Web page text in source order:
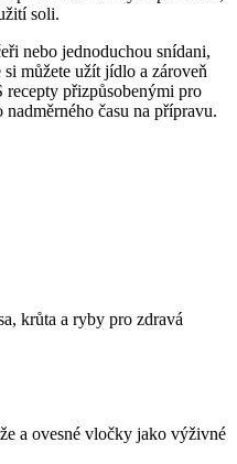
soli.
nebo jednoduchou snídani,
můžete užít jídlo a zároveň
recepty přizpůsobenými pro
času na přípravu.
krůta a ryby pro zdravá
a ovesné vločky jako výživné